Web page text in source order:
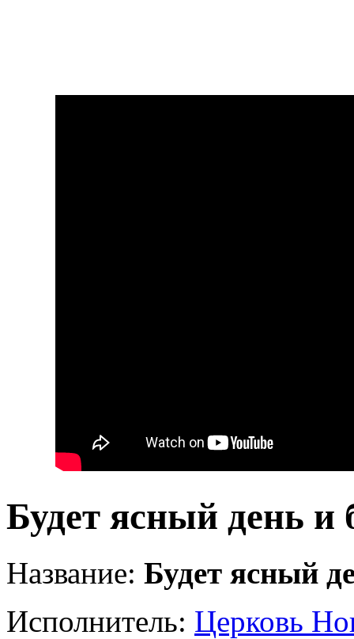
Будет ясный день и
Название: Будет ясный
Исполнитель: Церковь